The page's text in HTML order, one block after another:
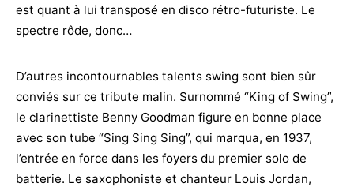
est quant à lui transposé en disco rétro-futuriste. Le
spectre rôde, donc…
D’autres incontournables talents swing sont bien sûr
conviés sur ce tribute malin. Surnommé “King of Swing”,
le clarinettiste Benny Goodman figure en bonne place
avec son tube “Sing Sing Sing”, qui marqua, en 1937,
l’entrée en force dans les foyers du premier solo de
batterie. Le saxophoniste et chanteur Louis Jordan,